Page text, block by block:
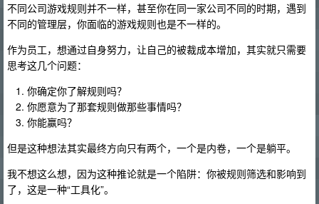
不同公司游戏规则并不一样，甚至你在同一家公司不同的时期，遇到
不同的管理层，你面临的游戏规则也是不一样的。
作为员工，想通过自身努力，让自己的被裁成本增加，其实就只需要
思考这几个问题：
你确定你了解规则吗？
你愿意为了那套规则做那些事情吗？
你能赢吗？
但是这种想法其实最终方向只有两个，一个是内卷，一个是躺平。
我不想这么想，因为这种推论就是一个陷阱：你被规则筛选和影响到
了，这是一种“工具化”。